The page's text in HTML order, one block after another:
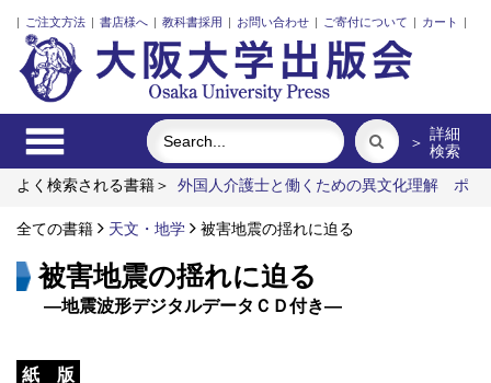
| ご注文方法 | 書店様へ | 教科書採用 | お問い合わせ | ご寄付について | カート |
＞ 詳細
検索
よく検索される書籍＞
外国人介護士と働くための異文化理解
ポ
形燃料電池要素材料・水素貯蔵材料の知的設計
全ての書籍 天文・地学 被害地震の揺れに迫る
被害地震の揺れに迫る
―地震波形デジタルデータＣＤ付き―
紙 版